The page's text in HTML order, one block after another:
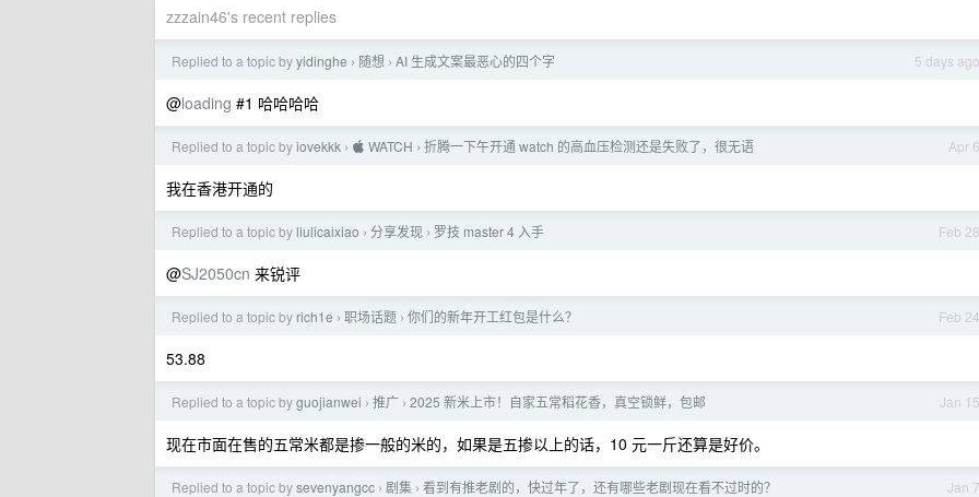
zzzain46's recent replies
5 days ago
Replied to a topic byyidinghe › 随想 › AI 生成文案最恶心的四个字
@loading #1 哈哈哈哈
Apr 6
Replied to a topic byiovekkk ›  WATCH › 折腾一下午开通 watch 的高血压检测还是失败了，很无语
我在香港开通的
Feb 28
Replied to a topic by liulicaixiao › 分享发现 › 罗技 master 4 入手
@SJ2050cn 来锐评
Feb 24
Replied to a topic by rich1e › 职场话题 › 你们的新年开工红包是什么？
53.88
Jan 15
Replied to a topic byguojianwei › 推广 › 2025 新米上市！自家五常稻花香，真空锁鲜，包邮
现在市面在售的五常米都是掺一般的米的，如果是五掺以上的话，10 元一斤还算是好价。
Jan 7
Replied to a topic bysevenyangcc › 剧集 › 看到有推老剧的，快过年了，还有哪些老剧现在看不过时的？